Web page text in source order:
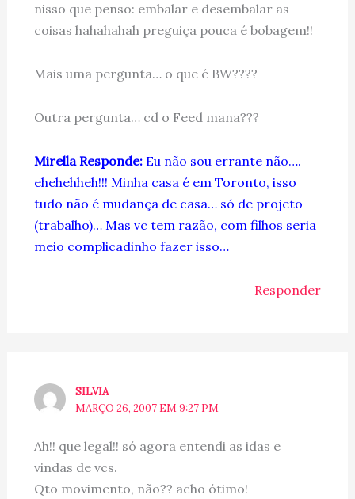
nisso que penso: embalar e desembalar as
coisas hahahahah preguiça pouca é bobagem!!
Mais uma pergunta… o que é BW????
Outra pergunta… cd o Feed mana???
Mirella Responde:Eu não sou errante não….
ehehehheh!!! Minha casa é em Toronto, isso
tudo não é mudança de casa… só de projeto
(trabalho)… Mas vc tem razão, com filhos seria
meio complicadinho fazer isso…
Responder
SILVIA
MARÇO 26, 2007 EM 9:27 PM
Ah!! que legal!! só agora entendi as idas e
vindas de vcs.
Qto movimento, não?? acho ótimo!